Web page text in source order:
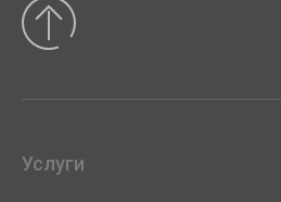
Услуги